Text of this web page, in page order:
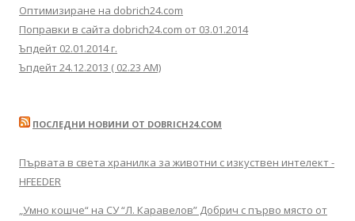
Оптимизиране на dobrich24.com
Поправки в сайта dobrich24.com от 03.01.2014
Ъпдейт 02.01.2014 г.
Ъпдейт 24.12.2013 ( 02.23 AM)
ПОСЛЕДНИ НОВИНИ ОТ DOBRICH24.COM
Първата в света хранилка за животни с изкуствен интелект -
HFEEDER
„Умно кошче“ на СУ “Л. Каравелов” Добрич с първо място от